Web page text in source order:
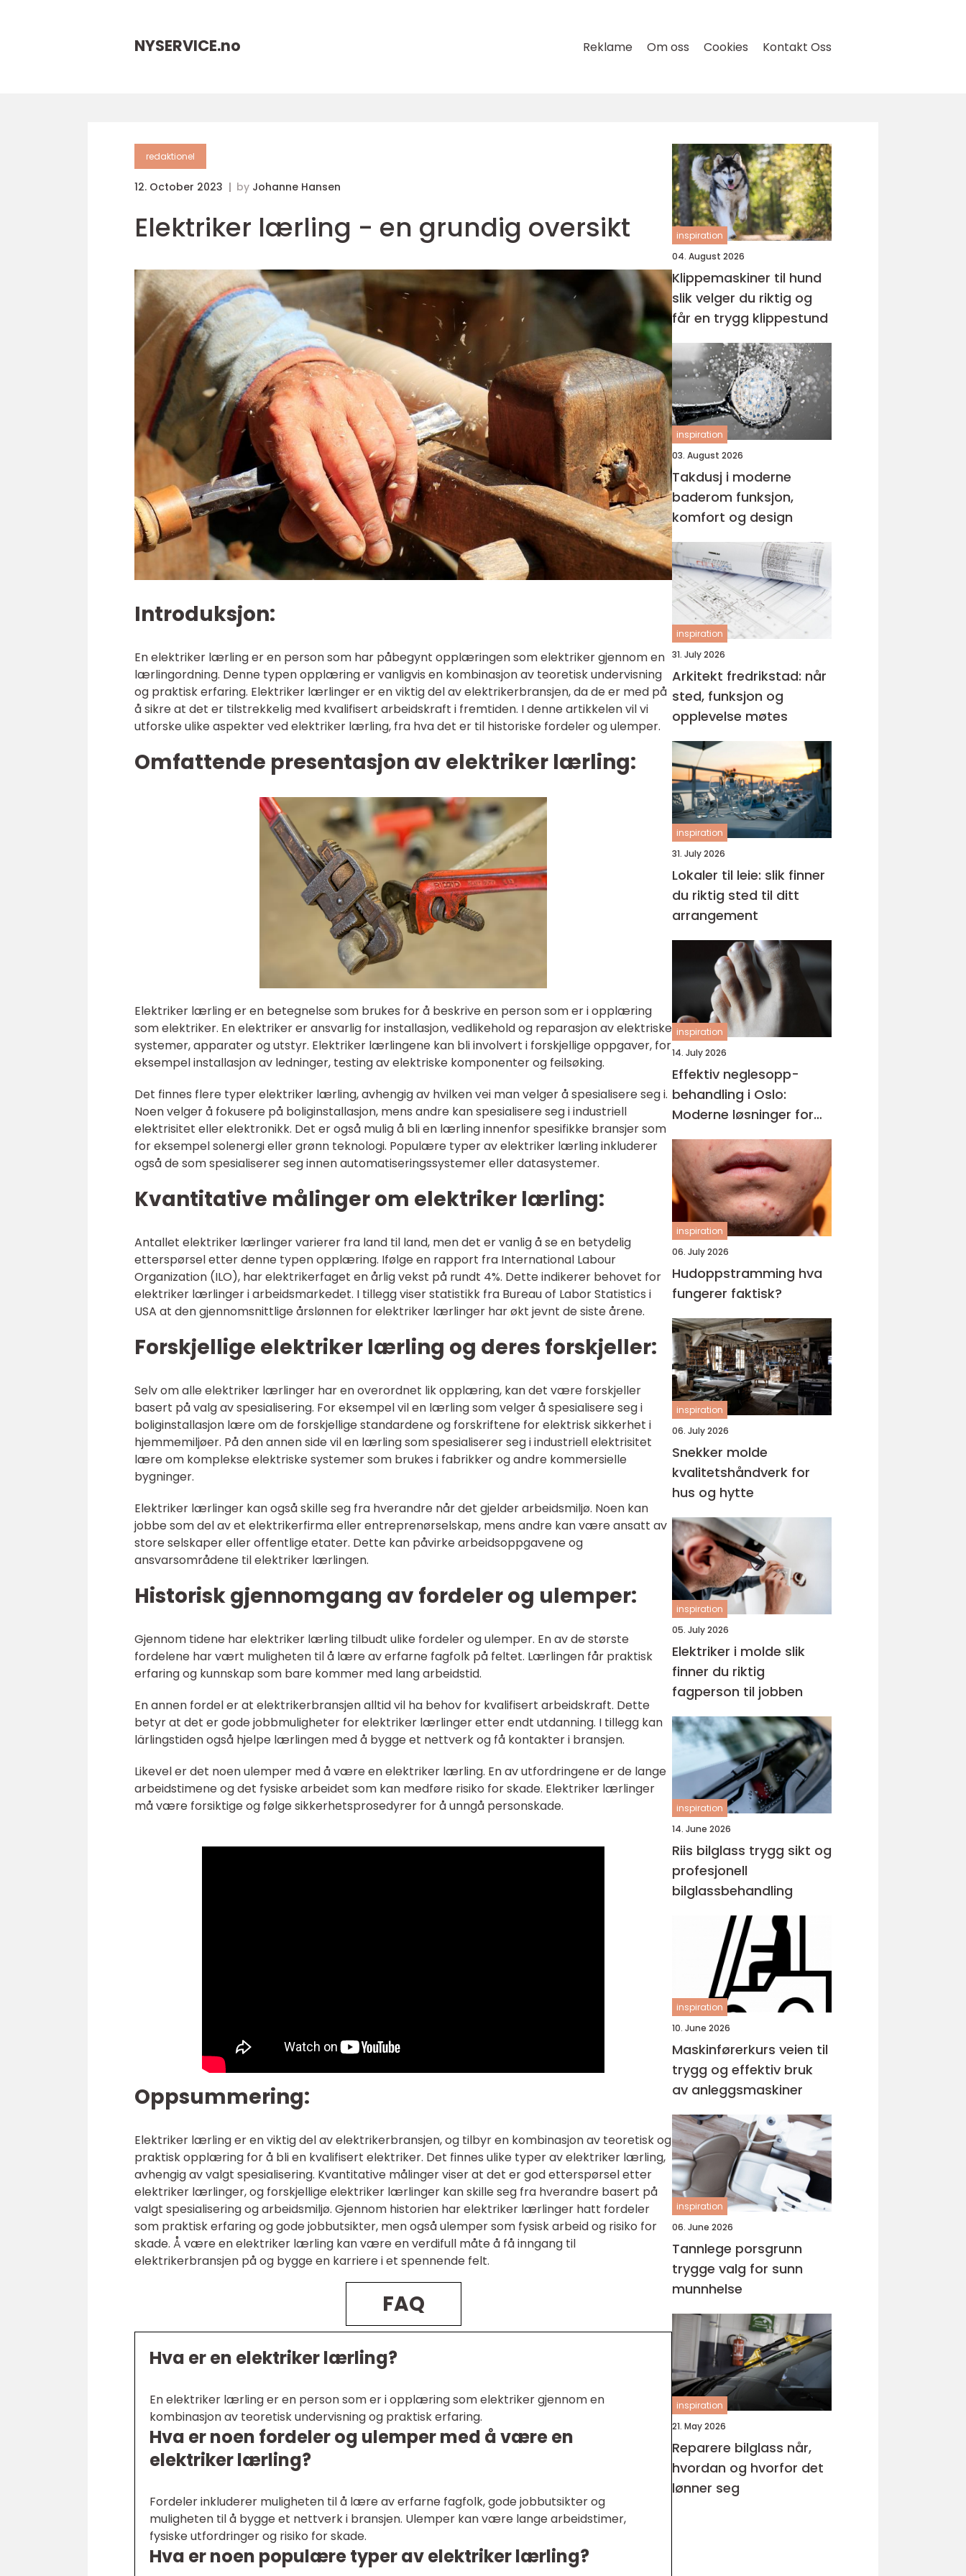
NYSERVICE.no Reklame Om oss Cookies Kontakt Oss
redaktionel
12. October 2023 by Johanne Hansen
Elektriker lærling - en grundig oversikt
Introduksjon:
En elektriker lærling er en person som har påbegynt opplæringen som elektriker gjennom en
lærlingordning. Denne typen opplæring er vanligvis en kombinasjon av teoretisk undervisning
og praktisk erfaring. Elektriker lærlinger er en viktig del av elektrikerbransjen, da de er med på
å sikre at det er tilstrekkelig med kvalifisert arbeidskraft i fremtiden. I denne artikkelen vil vi
utforske ulike aspekter ved elektriker lærling, fra hva det er til historiske fordeler og ulemper.
Omfattende presentasjon av elektriker lærling:
Elektriker lærling er en betegnelse som brukes for å beskrive en person som er i opplæring
som elektriker. En elektriker er ansvarlig for installasjon, vedlikehold og reparasjon av elektriske
systemer, apparater og utstyr. Elektriker lærlingene kan bli involvert i forskjellige oppgaver, for
eksempel installasjon av ledninger, testing av elektriske komponenter og feilsøking.
Det finnes flere typer elektriker lærling, avhengig av hvilken vei man velger å spesialisere seg i.
Noen velger å fokusere på boliginstallasjon, mens andre kan spesialisere seg i industriell
elektrisitet eller elektronikk. Det er også mulig å bli en lærling innenfor spesifikke bransjer som
for eksempel solenergi eller grønn teknologi. Populære typer av elektriker lærling inkluderer
også de som spesialiserer seg innen automatiseringssystemer eller datasystemer.
Kvantitative målinger om elektriker lærling:
Antallet elektriker lærlinger varierer fra land til land, men det er vanlig å se en betydelig
etterspørsel etter denne typen opplæring. Ifølge en rapport fra International Labour
Organization (ILO), har elektrikerfaget en årlig vekst på rundt 4%. Dette indikerer behovet for
elektriker lærlinger i arbeidsmarkedet. I tillegg viser statistikk fra Bureau of Labor Statistics i
USA at den gjennomsnittlige årslønnen for elektriker lærlinger har økt jevnt de siste årene.
Forskjellige elektriker lærling og deres forskjeller:
Selv om alle elektriker lærlinger har en overordnet lik opplæring, kan det være forskjeller
basert på valg av spesialisering. For eksempel vil en lærling som velger å spesialisere seg i
boliginstallasjon lære om de forskjellige standardene og forskriftene for elektrisk sikkerhet i
hjemmemiljøer. På den annen side vil en lærling som spesialiserer seg i industriell elektrisitet
lære om komplekse elektriske systemer som brukes i fabrikker og andre kommersielle
bygninger.
Elektriker lærlinger kan også skille seg fra hverandre når det gjelder arbeidsmiljø. Noen kan
jobbe som del av et elektrikerfirma eller entreprenørselskap, mens andre kan være ansatt av
store selskaper eller offentlige etater. Dette kan påvirke arbeidsoppgavene og
ansvarsområdene til elektriker lærlingen.
Historisk gjennomgang av fordeler og ulemper:
Gjennom tidene har elektriker lærling tilbudt ulike fordeler og ulemper. En av de største
fordelene har vært muligheten til å lære av erfarne fagfolk på feltet. Lærlingen får praktisk
erfaring og kunnskap som bare kommer med lang arbeidstid.
En annen fordel er at elektrikerbransjen alltid vil ha behov for kvalifisert arbeidskraft. Dette
betyr at det er gode jobbmuligheter for elektriker lærlinger etter endt utdanning. I tillegg kan
lärlingstiden også hjelpe lærlingen med å bygge et nettverk og få kontakter i bransjen.
Likevel er det noen ulemper med å være en elektriker lærling. En av utfordringene er de lange
arbeidstimene og det fysiske arbeidet som kan medføre risiko for skade. Elektriker lærlinger
må være forsiktige og følge sikkerhetsprosedyrer for å unngå personskade.
Oppsummering:
Elektriker lærling er en viktig del av elektrikerbransjen, og tilbyr en kombinasjon av teoretisk og
praktisk opplæring for å bli en kvalifisert elektriker. Det finnes ulike typer av elektriker lærling,
avhengig av valgt spesialisering. Kvantitative målinger viser at det er god etterspørsel etter
elektriker lærlinger, og forskjellige elektriker lærlinger kan skille seg fra hverandre basert på
valgt spesialisering og arbeidsmiljø. Gjennom historien har elektriker lærlinger hatt fordeler
som praktisk erfaring og gode jobbutsikter, men også ulemper som fysisk arbeid og risiko for
skade. Å være en elektriker lærling kan være en verdifull måte å få inngang til
elektrikerbransjen på og bygge en karriere i et spennende felt.
FAQ
Hva er en elektriker lærling?
En elektriker lærling er en person som er i opplæring som elektriker gjennom en
kombinasjon av teoretisk undervisning og praktisk erfaring.
Hva er noen fordeler og ulemper med å være en
elektriker lærling?
Fordeler inkluderer muligheten til å lære av erfarne fagfolk, gode jobbutsikter og
muligheten til å bygge et nettverk i bransjen. Ulemper kan være lange arbeidstimer,
fysiske utfordringer og risiko for skade.
Hva er noen populære typer av elektriker lærling?
inspiration
04. August 2026
Klippemaskiner til hund
slik velger du riktig og
får en trygg klippestund
inspiration
03. August 2026
Takdusj i moderne
baderom funksjon,
komfort og design
inspiration
31. July 2026
Arkitekt fredrikstad: når
sted, funksjon og
opplevelse møtes
inspiration
31. July 2026
Lokaler til leie: slik finner
du riktig sted til ditt
arrangement
inspiration
14. July 2026
Effektiv neglesopp-
behandling i Oslo:
Moderne løsninger for
friske negler og varig
effekt
inspiration
06. July 2026
Hudoppstramming hva
fungerer faktisk?
inspiration
06. July 2026
Snekker molde
kvalitetshåndverk for
hus og hytte
inspiration
05. July 2026
Elektriker i molde slik
finner du riktig
fagperson til jobben
inspiration
14. June 2026
Riis bilglass trygg sikt og
profesjonell
bilglassbehandling
inspiration
10. June 2026
Maskinførerkurs veien til
trygg og effektiv bruk
av anleggsmaskiner
inspiration
06. June 2026
Tannlege porsgrunn
trygge valg for sunn
munnhelse
inspiration
21. May 2026
Reparere bilglass når,
hvordan og hvorfor det
lønner seg